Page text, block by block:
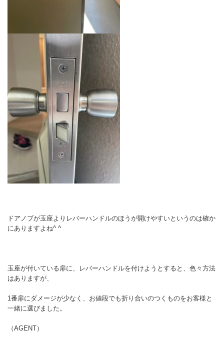
ドアノブが玉座よりレバーハンドルのほうが開けやすいというのは確か
にありますよね^ ^
玉座が付いている扉に、レバーハンドルを付けようとすると、色々方法
はありますが、
1番扉にダメージが少なく、お値段でも折り合いのつくものをお客様と
一緒に選びました。
（AGENT）